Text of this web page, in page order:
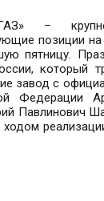
–
позиции
пятницу.
который
завод с
Федерации
Павлинович